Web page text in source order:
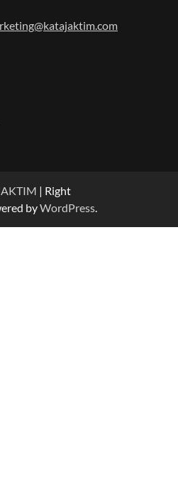
| Right
byWordPress.